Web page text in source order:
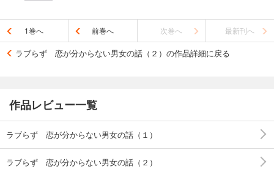
1巻へ 前巻へ 次巻へ 最新刊へ
ラブらず 恋が分からない男女の話（２）の作品詳細に戻る
作品レビュー一覧
ラブらず 恋が分からない男女の話（１）
ラブらず 恋が分からない男女の話（２）